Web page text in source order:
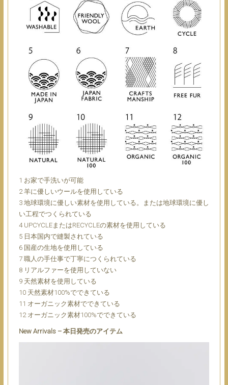
1 お家で手洗いが可能
2 羊に優しいウールを使用している
3 地球環境に優しい素材を使用している。または地球環境に優し
い工程でつくられている
4 UPCYCLEまたはRECYCLEの素材を使用している
5 日本国内で縫製されている
6 国産の生地を使用している
7 職人の手仕事で丁寧につくられている
8 リアルファーを使用していない
9 天然素材を使用している
10 天然素材100%でできている
11 オーガニック素材でできている
12 オーガニック素材100%でできている
New Arrivals – 本日発売のアイテム